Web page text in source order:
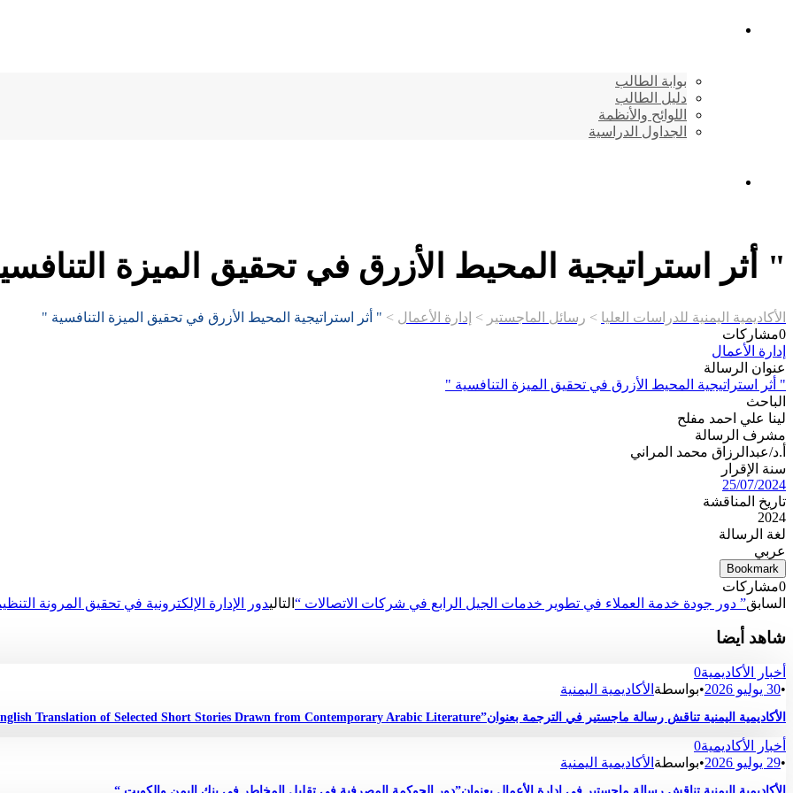
بوابة الطالب
دليل الطالب
اللوائح والأنظمة
الجداول الدراسية
" أثر استراتيجية المحيط الأزرق في تحقيق الميزة
الأكاديمية اليمنية للدراسات العليا > رسائل الماجستير > إدارة الأعمال > " أثر استراتيجية المحيط الأزرق في تحقيق الميزة التنافسية "
0مشاركات
إدارة الأعمال
عنوان الرسالة
" أثر استراتيجية المحيط الأزرق في تحقيق الميزة التنافسية "
الباحث
لينا علي احمد مفلح
مشرف الرسالة
أ.د/عبدالرزاق محمد المراني
سنة الإقرار
25/07/2024
تاريخ المناقشة
2024
لغة الرسالة
عربي
Bookmark
0مشاركات
السابق” دور جودة خدمة العملاء في تطوير خدمات الجيل الرابع في شركات الاتصالات “ التاليدور الإدارة الإلكترونية في تحقيق المرونة
شاهد أيضا
أخبار الأكاديمية0
•30 يوليو 2026 •بواسطة الأكاديمية اليمنية
الأكاديمية اليمنية تناقش رسالة ماجستير في الترجمة بعنوان”Critique and Quality Assessment of the English Translation of Selected Short Stories Drawn from Contemporary Arabic Literature “
أخبار الأكاديمية0
•29 يوليو 2026 •بواسطة الأكاديمية اليمنية